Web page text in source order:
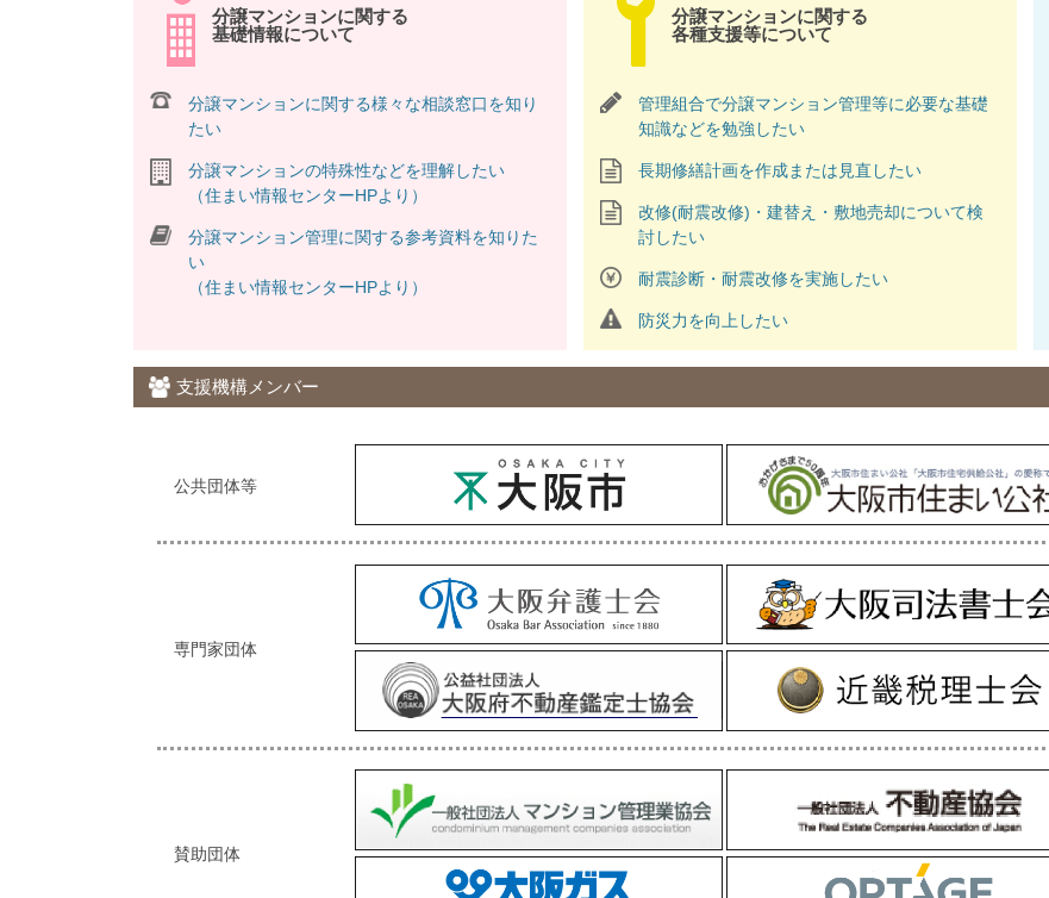
2025年11月11日
[ 大阪市マンション管理支援機構 ]
★終了しました★令和7年度「第３回 マンション管理組合ミニ交流会」12月5日（金）を開催。参加費無料。
情報誌「らいふあっぷ」vol.76号を発行しました。マンション管理フェスタ2025速報や基礎セミナー・交流サロンの報告
を掲載しています。
2025年10月08日
[ 大阪市マンション管理支援機構 ]
★終了しました★令和７年度 分譲マンション管理組合向け「マンション管理 基礎講座」を開催します。11月3日、11月
９日(日)※参加費無料 お申し込みはこちらからどうぞ
2025年10月08日
分譲マンション管理セミナー「マンション管理の基礎知識勉強会」[無料]を12月7日（日）に開催！適正なマンション管
理を行うための基礎的な内容について、専門家がわかりやすく説明します。 詳細はこちらから。
★終了しました★マンション管理フェスタ「知っトク！納得！行っとく？マンション管理EXPO2025」を開催します。9
月23日（火・祝）参加費無料・申込不要、皆様のご来場をお待ちしています！
[ 大阪市マンション管理支援機構 ]
★終了しました★令和７年度分譲マンション管理組合向け「大規模修繕工事見学会」を9月7日(日)に開催します。 ※参
加費無料
[ 大阪市 ]
管理状況についてのアンケート調査を実施します。
[ 大阪市マンション管理支援機構 ]
登録特典「知っトク！納得！やっとく？」をご覧いただき、アンケートにご協力ください。（9月30日締め切り）
分譲マンションに関する
基礎情報について
分譲マンションに関する様々な相談窓口を知り
たい
分譲マンションの特殊性などを理解したい
（住まい情報センターHPより）
分譲マンション管理に関する参考資料を知りた
い
（住まい情報センターHPより）
分譲マンションに関する
各種支援等について
管理組合で分譲マンション管理等に必要な基礎
知識などを勉強したい
長期修繕計画を作成または見直したい
改修(耐震改修)・建替え・敷地売却について検
討したい
耐震診断・耐震改修を実施したい
防災力を向上したい
支援機構メンバー
公共団体等
専門家団体
賛助団体